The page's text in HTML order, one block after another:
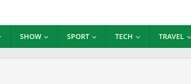
SHOW SPORT TECH TRAVEL